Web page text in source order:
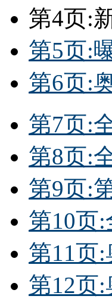
第4页:
第5页:
第6页:
第7页:
第8页:
第9页:
第10页
第11页
第12页: